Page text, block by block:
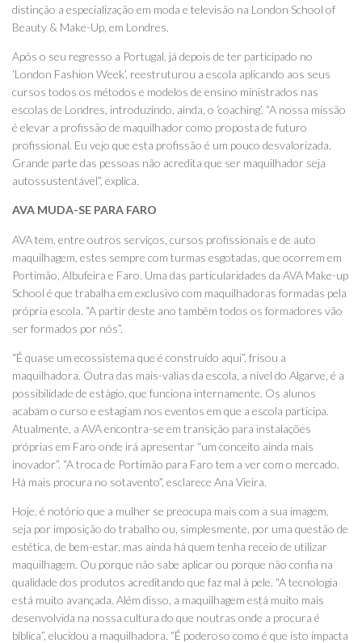
distinção a especialização em moda e televisão na London School of
Beauty & Make-Up, em Londres.
Após o seu regresso a Portugal, já depois de ter participado no
‘London Fashion Week’, reestruturou a escola aplicando aos seus
cursos todos os métodos e modelos de ensino ministrados nas
escolas de Londres, introduzindo, ainda, o ‘coaching’. “A nossa missão
é elevar a profissão de maquilhador como proposta de futuro
profissional. Eu vejo que esta profissão é um pouco desvalorizada.
Grande parte das pessoas não acredita que ser maquilhador seja
autossustentável”, explica.
AVA MUDA-SE PARA FARO
AVA tem, entre outros serviços, cursos profissionais e de auto
maquilhagem, estes sempre com turmas esgotadas, que ocorrem em
Portimão, Albufeira e Faro. Uma das particularidades da AVA Make-up
School é que trabalha em exclusivo com maquilhadoras formadas pela
própria escola. “A partir deste ano também todos os formadores vão
ser formados por nós”.
“É quase um ecossistema que é construído aqui”, frisou a
maquilhadora. Outra das mais-valias da escola, a nível do Algarve, é a
possibilidade de estágio, que funciona internamente. Os alunos
acabam o curso e estagiam nos eventos em que a escola participa.
Atualmente, a AVA encontra-se em transição para instalações
próprias em Faro onde irá apresentar “um conceito ainda mais
inovador”. “A troca de Portimão para Faro tem a ver com o mercado.
Há mais procura no sotavento”, esclarece Ana Vieira.
Hoje, é notório que a mulher se preocupa mais com a sua imagem,
seja por imposição do trabalho ou, simplesmente, por uma questão de
estética, de bem-estar, mas ainda há quem tenha receio de utilizar
maquilhagem. Ou porque não sabe aplicar ou porque não confia na
qualidade dos produtos acreditando que faz mal à pele. “A tecnologia
está muito avançada. Além disso, a maquilhagem está muito mais
desenvolvida na nossa cultura do que noutras onde a procura é
bíblica”, elucidou a maquilhadora. “É poderoso como é que isto impacta